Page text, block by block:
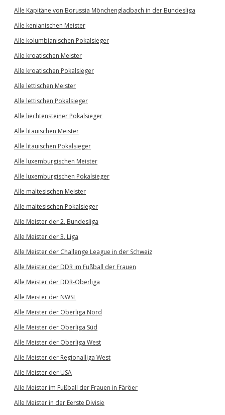
Alle Kapitäne von Borussia Mönchengladbach in der Bundesliga
Alle kenianischen Meister
Alle kolumbianischen Pokalsieger
Alle kroatischen Meister
Alle kroatischen Pokalsieger
Alle lettischen Meister
Alle lettischen Pokalsieger
Alle liechtensteiner Pokalsieger
Alle litauischen Meister
Alle litauischen Pokalsieger
Alle luxemburgischen Meister
Alle luxemburgischen Pokalsieger
Alle maltesischen Meister
Alle maltesischen Pokalsieger
Alle Meister der 2. Bundesliga
Alle Meister der 3. Liga
Alle Meister der Challenge League in der Schweiz
Alle Meister der DDR im Fußball der Frauen
Alle Meister der DDR-Oberliga
Alle Meister der NWSL
Alle Meister der Oberliga Nord
Alle Meister der Oberliga Süd
Alle Meister der Oberliga West
Alle Meister der Regionalliga West
Alle Meister der USA
Alle Meister im Fußball der Frauen in Färöer
Alle Meister in der Eerste Divisie